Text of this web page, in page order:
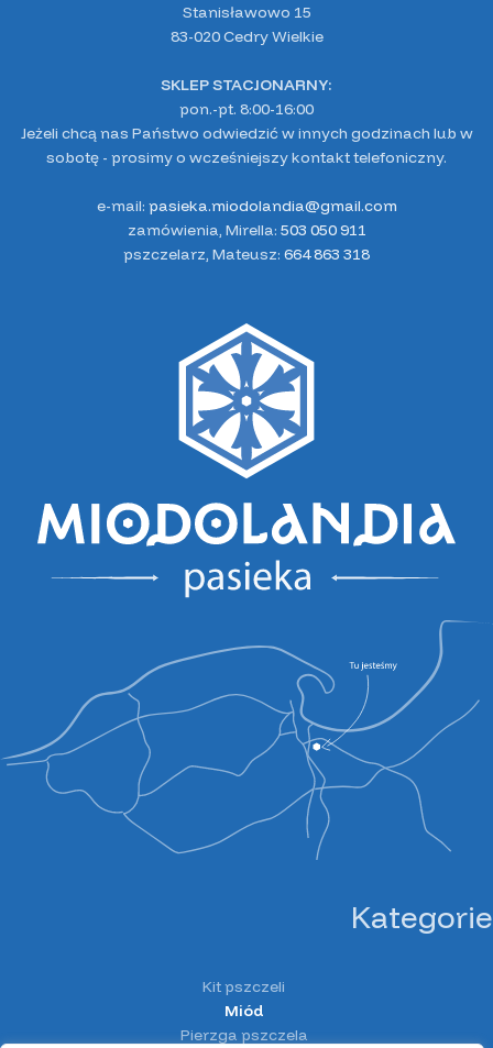
Stanisławowo 15
83-020 Cedry Wielkie
SKLEP STACJONARNY:
pon.-pt. 8:00-16:00
Jeżeli chcą nas Państwo odwiedzić w innych godzinach lub w
sobotę - prosimy o wcześniejszy kontakt telefoniczny.
e-mail: pasieka.miodolandia@gmail.com
zamówienia, Mirella: 503 050 911
pszczelarz, Mateusz: 664 863 318
Kategorie
Kit pszczeli
Miód
Pierzga pszczela